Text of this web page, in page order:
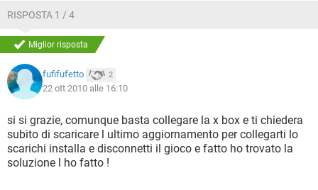
RISPOSTA 1 / 4
Miglior risposta
fufifufetto 2
22 ott 2010 alle 16:10
si si grazie, comunque basta collegare la x box e ti chiedera
subito di scaricare l ultimo aggiornamento per collegarti lo
scarichi installa e disconnetti il gioco e fatto ho trovato la
soluzione l ho fatto !